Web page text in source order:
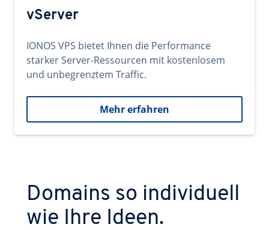
vServer
IONOS VPS bietet Ihnen die Performance
starker Server-Ressourcen mit kostenlosem
und unbegrenztem Traffic.
Mehr erfahren
Domains so individuell
wie Ihre Ideen.